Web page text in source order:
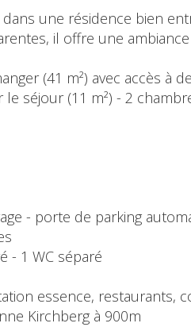
une résidence bien
il offre une
(41 m²) avec accès à
séjour (11 m²) - 2
- porte de parking
- 1 WC séparé
essence, restaurants,
Kirchberg à 900m